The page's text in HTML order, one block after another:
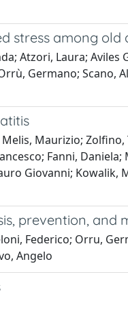
stress among old
Atzori, Laura; Aviles
Germano; Scano,
Maurizio;
Fanni,
Giovanni; Kowalik,
prevention, and
Federico; Orru,
Angelo